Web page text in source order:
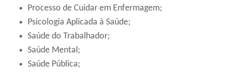
Processo de Cuidar em Enfermagem;
Psicologia Aplicada à Saúde;
Saúde do Trabalhador;
Saúde Mental;
Saúde Pública;